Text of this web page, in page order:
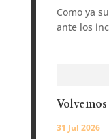
Como ya
ante los
31 Jul 2026